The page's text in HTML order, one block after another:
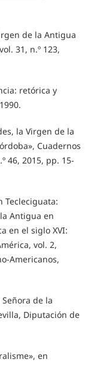
de la Antigua
31, n.º 123,
retórica y
la Virgen de la
Cuadernos
46, 2015, pp. 15-
Tecleciguata:
Antigua en
en el siglo XVI:
vol. 2,
Americanos,
Señora de la
Diputación de
en